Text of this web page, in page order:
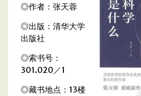
◎作者：张天蓉
◎出版：清华大学
出版社
◎索书号：
301.020／1
◎藏书地点：13楼